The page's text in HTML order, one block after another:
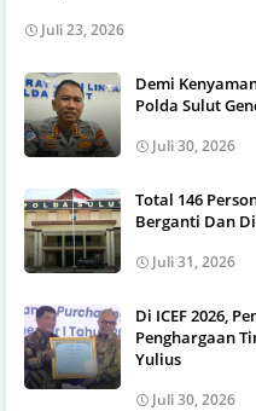
Juli 23, 2026
Demi
Polda Sulut
Juli 30, 2026
Total 146
Berganti Dan
Juli 31, 2026
Di ICEF 2026,
Penghargaan
Yulius
Juli 30, 2026